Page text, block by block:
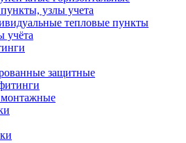
узлы учета
тепловые пункты
учёта
защитные